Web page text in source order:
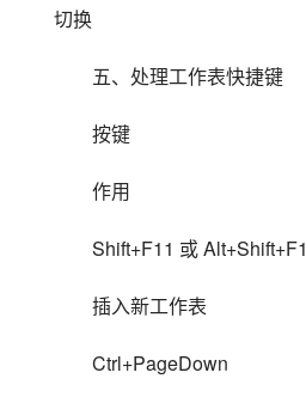
切换
五、处理工作表快捷键
按键
作用
Shift+F11 或 Alt+Shift+F1
插入新工作表
Ctrl+PageDown